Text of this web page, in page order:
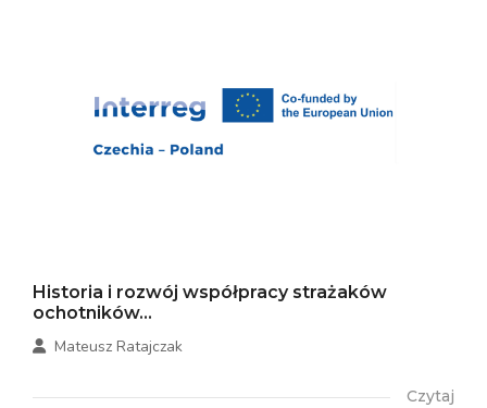
Historia i rozwój współpracy strażaków
ochotników...
Mateusz Ratajczak
Czytaj